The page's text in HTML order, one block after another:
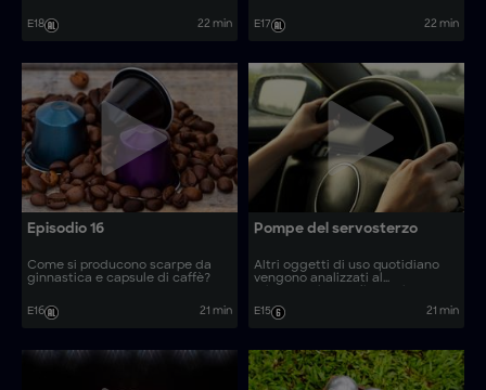
E18 22 min E17 22 min
Episodio 16
Come si producono scarpe da
ginnastica e capsule di caffè?
E16 21 min
Pompe del servosterzo
Altri oggetti di uso quotidiano
vengono analizzati al
processi produttivi dietro oggetti
comuni come piatti asiatici in
E15 21 min